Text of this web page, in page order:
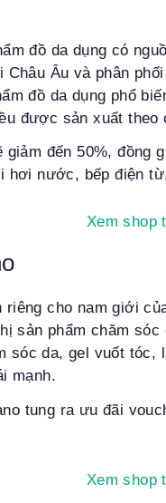
đồ da dụng có
Âu và phân
đồ da dụng phổ
được sản xuất theo
đến 50%, đồng
hơi nước, bếp điện
Xem shop
riêng cho nam giới
sản phẩm chăm
sóc da, gel vuốt
mạnh.
tung ra ưu đãi
Xem shop